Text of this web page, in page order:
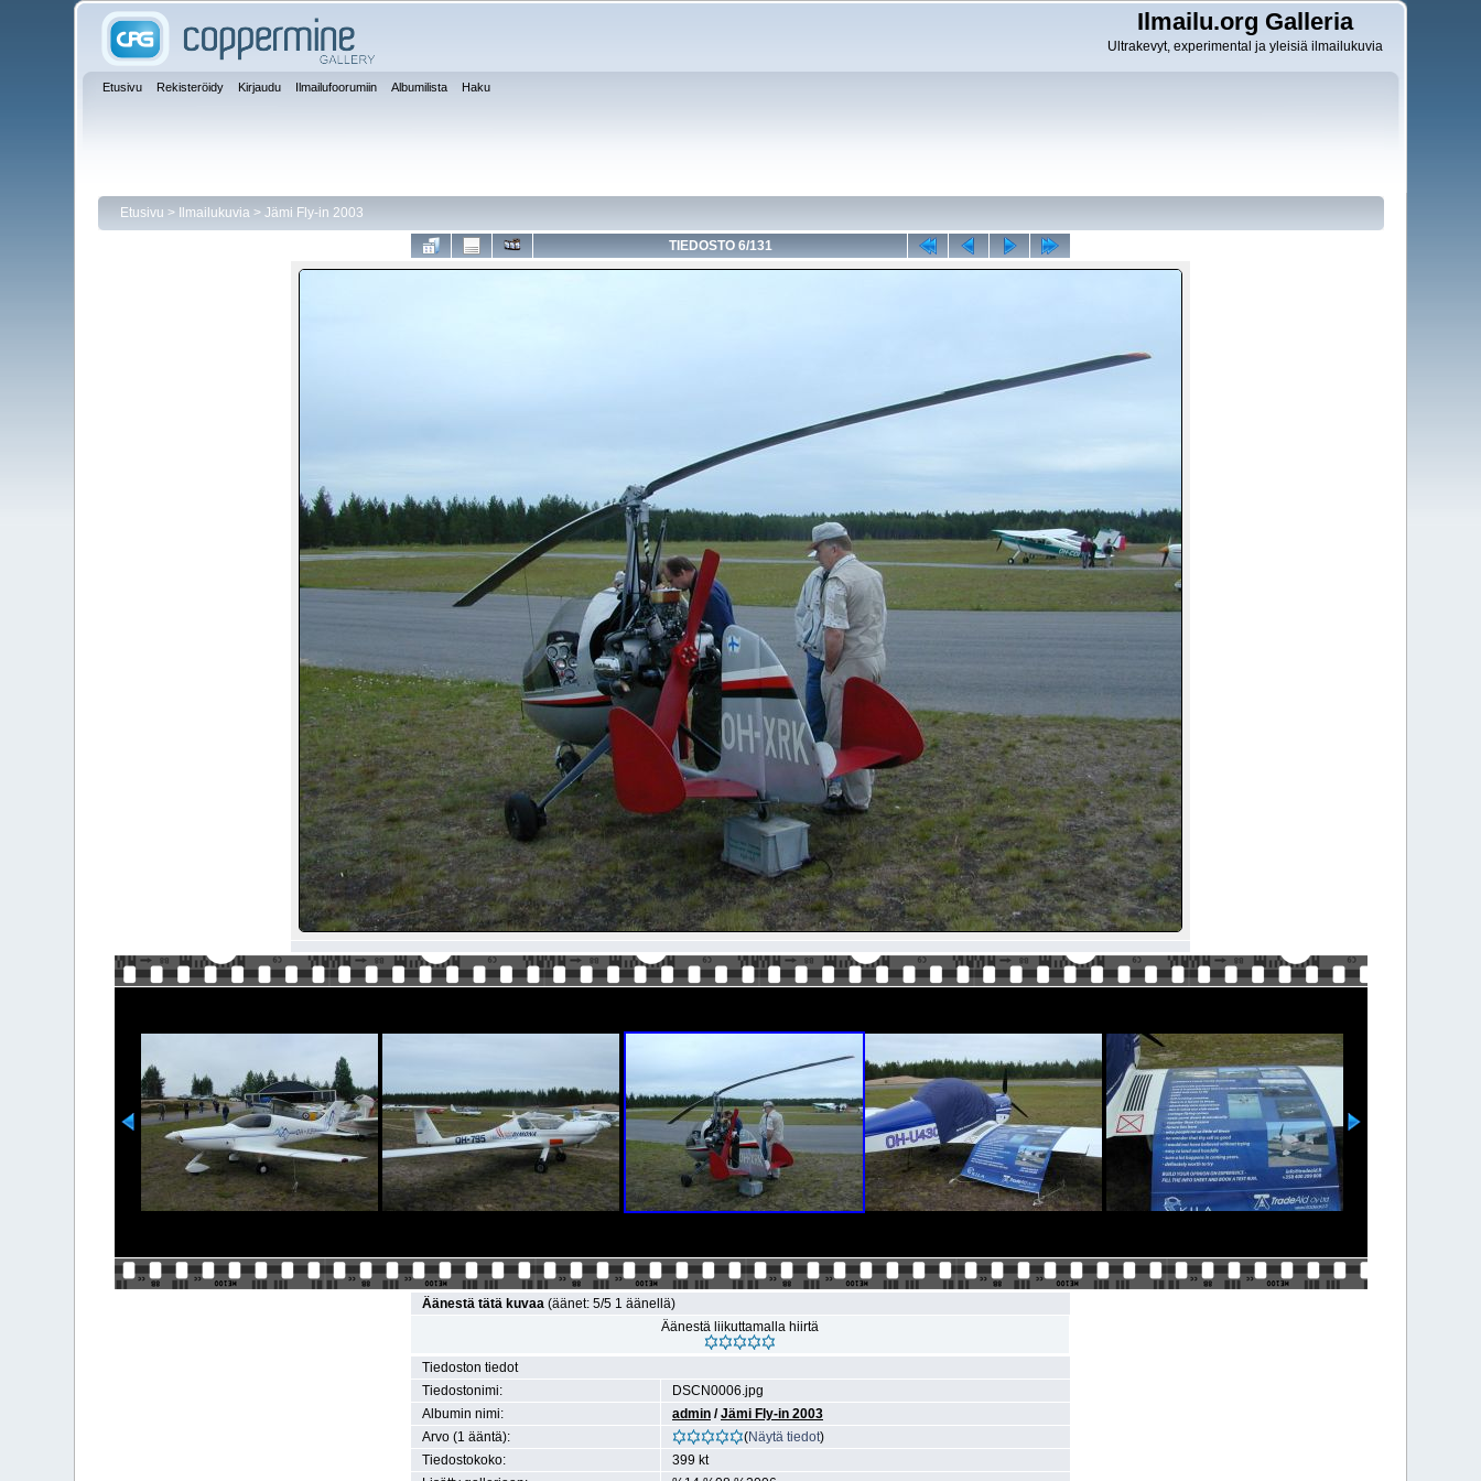
Ilmailu.org Galleria
Ultrakevyt, experimental ja yleisiä ilmailukuvia
Etusivu Rekisteröidy Kirjaudu Ilmailufoorumiin Albumilista Haku
Etusivu > Ilmailukuvia> Jämi Fly-in 2003
TIEDOSTO 6/131
Äänestä tätä kuvaa (äänet: 5/5 1 äänellä)
Äänestä liikuttamalla hiirtä
Tiedoston tiedot
Tiedostonimi:
DSCN0006.jpg
Albumin nimi:
admin /Jämi Fly-in 2003
Arvo (1 ääntä):
(Näytä tiedot)
Tiedostokoko:
399 kt